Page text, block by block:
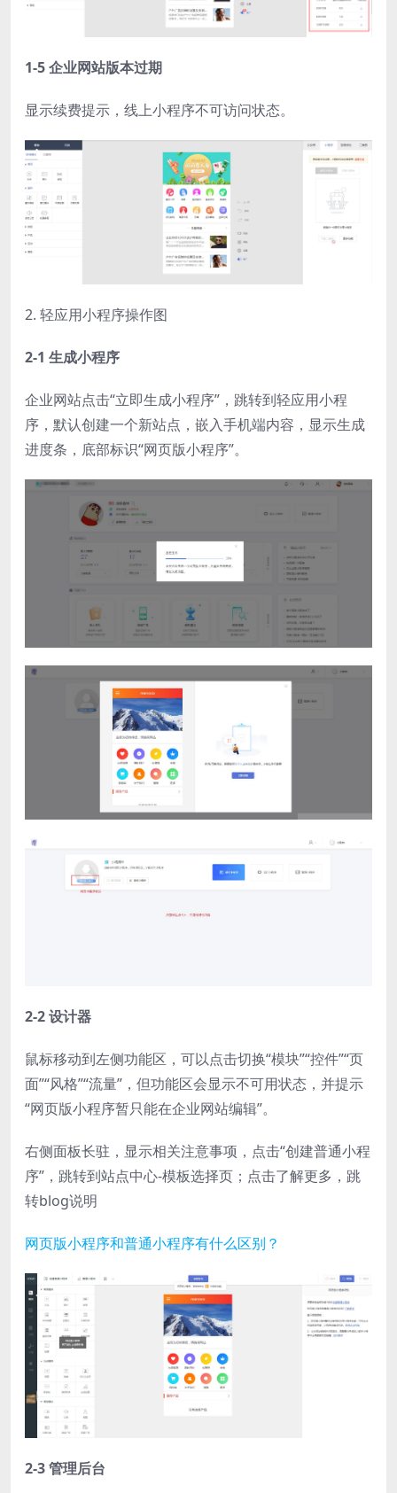
1-5 企业网站版本过期
显示续费提示，线上小程序不可访问状态。
2. 轻应用小程序操作图
2-1 生成小程序
企业网站点击“立即生成小程序”，跳转到轻应用小程
序，默认创建一个新站点，嵌入手机端内容，显示生成
进度条，底部标识“网页版小程序”。
2-2 设计器
鼠标移动到左侧功能区，可以点击切换“模块”“控件”“页
面”“风格”“流量”，但功能区会显示不可用状态，并提示
“网页版小程序暂只能在企业网站编辑”。
右侧面板长驻，显示相关注意事项，点击“创建普通小程
序”，跳转到站点中心-模板选择页；点击了解更多，跳
转blog说明
网页版小程序和普通小程序有什么区别？
2-3 管理后台